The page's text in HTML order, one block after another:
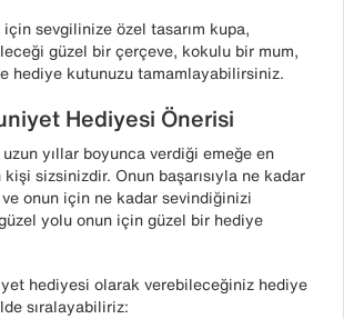
sevgilinize özel tasarım kupa,
güzel bir çerçeve, kokulu bir mum,
hediye kutunuzu tamamlayabilirsiniz.
Hediyesi Önerisi
yıllar boyunca verdiği emeğe en
sizsinizdir. Onun başarısıyla ne kadar
onun için ne kadar sevindiğinizi
yolu onun için güzel bir hediye
hediyesi olarak verebileceğiniz hediye
sıralayabiliriz: